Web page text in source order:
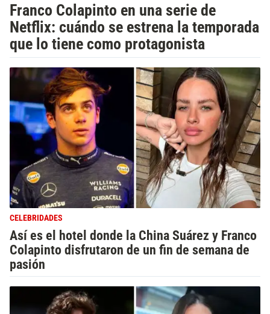
Franco Colapinto en una serie de
Netflix: cuándo se estrena la temporada
que lo tiene como protagonista
CELEBRIDADES
Así es el hotel donde la China Suárez y Franco
Colapinto disfrutaron de un fin de semana de
pasión